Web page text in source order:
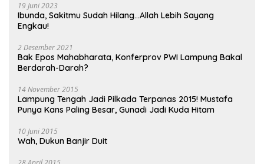
19 Juni 2023
Ibunda, Sakitmu Sudah Hilang…Allah Lebih Sayang
Engkau!
2 Desember 2021
Bak Epos Mahabharata, Konferprov PWI Lampung Bakal
Berdarah-Darah?
14 November 2015
Lampung Tengah Jadi Pilkada Terpanas 2015! Mustafa
Punya Kans Paling Besar, Gunadi Jadi Kuda Hitam
10 Juni 2015
Wah, Dukun Banjir Duit